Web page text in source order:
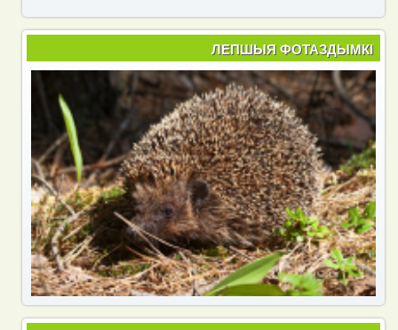
ЛЕПШЫЯ ФОТАЗДЫМКІ